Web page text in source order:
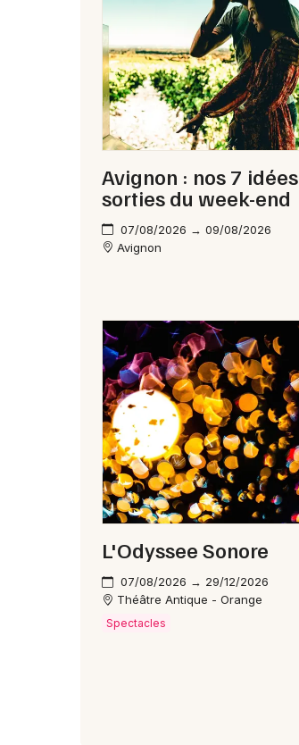
Avignon : nos 7 idées
sorties du week-end
07/08/2026 → 09/08/2026
Avignon
L'Odyssee Sonore
07/08/2026 → 29/12/2026
Théâtre Antique - Orange
Spectacles